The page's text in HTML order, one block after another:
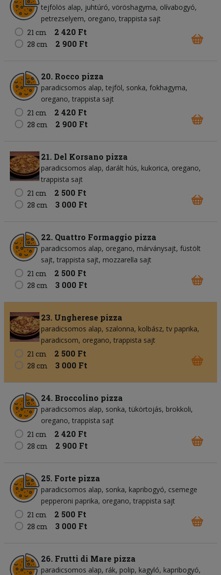
tejfölös alap juhtúró vöröshagyma olívabogyó
petrezselyem oregano trappista sajt
21 cm
2 420 Ft
28 cm 2 900 Ft
20. Rocco pizza
paradicsomos alap tejföl sonka fokhagyma
oregano trappista sajt
21 cm
2 420 Ft
28 cm 2 900 Ft
21. Del Korsano pizza
paradicsomos alap darált hús kukorica oregano
trappista sajt
21 cm
2 500 Ft
28 cm 3 000 Ft
22. Quattro Formaggio pizza
paradicsomos alap oregano márványsajt füstölt
sajt trappista sajt mozzarella sajt
21 cm
2 500 Ft
28 cm 3 000 Ft
23. Ungherese pizza
paradicsomos alap szalonna kolbász tv paprika
paradicsom oregano trappista sajt
21 cm
2 500 Ft
28 cm 3 000 Ft
24. Broccolino pizza
paradicsomos alap sonka tükörtojás brokkoli
oregano trappista sajt
21 cm
2 420 Ft
28 cm 2 900 Ft
25. Forte pizza
paradicsomos alap sonka kapribogyó csemege
pepperoni paprika oregano trappista sajt
21 cm
2 500 Ft
28 cm 3 000 Ft
26. Frutti di Mare pizza
paradicsomos alap rák polip kagyló kapribogyó